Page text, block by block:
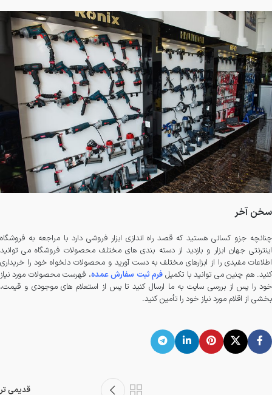
سخن آخر
چنانچه جزو کسانی هستید که قصد راه اندازی ابزار فروشی دارد با مراجعه به فروشگاه
اینترنتی جهان ابزار و بازدید از دسته بندی های مختلف محصولات فروشگاه می توانید
اطلاعات مفیدی را از ابزارهای مختلف به دست آورید و محصولات دلخواه خود را خریداری
کنید. هم چنین می توانید با تکمیل فرم ثبت سفارش عمده، فهرست محصولات مورد نیاز
خود را پس از بررسی سایت به ما ارسال کنید تا پس از استعلام های موجودی و قیمت،
بخشی از اقلام مورد نیاز خود را تأمین کنید.
قدیمی تر